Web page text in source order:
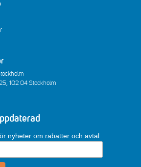
102 04 Stockholm
nyheter om rabatter och avtal